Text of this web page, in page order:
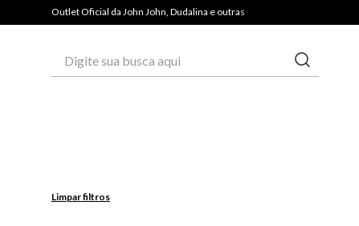
Outlet Oficial da John John, Dudalina e outrasPAGUE COM PIX E GANHE 3% OFF*
Limpar filtros